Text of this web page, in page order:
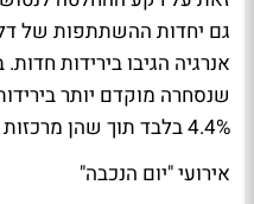
גם יחדות ההשתתפות של
אנרגיה הגיבו בירידות
4.4% בלבד תוך שהן מרכזות מחזור של 21 מיליון שקלים.
אירועי "יום הנכבה"